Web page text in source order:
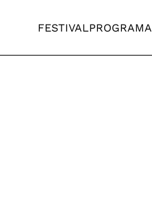
FESTIVALPROGRAMA